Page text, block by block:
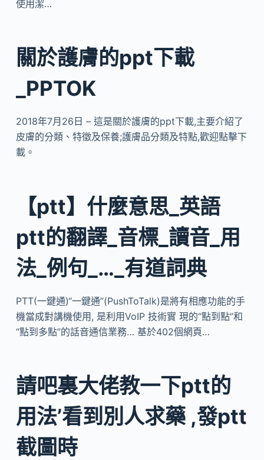
使用潔…
關於護膚的ppt下載
_PPTOK
2018年7月26日 – 這是關於護膚的ppt下載,主要介紹了
皮膚的分類、特徵及保養;護膚品分類及特點,歡迎點擊下
載。
【ptt】什麼意思_英語
ptt的翻譯_音標_讀音_用
法_例句_…_有道詞典
PTT(一鍵通)“一鍵通”(PushToTalk)是將有相應功能的手
機當成對講機使用, 是利用VoIP 技術實 現的“點到點”和
“點到多點”的話音通信業務… 基於402個網頁…
請吧裏大佬教一下ptt的
用法’看到別人求藥 ,發ptt
截圖時